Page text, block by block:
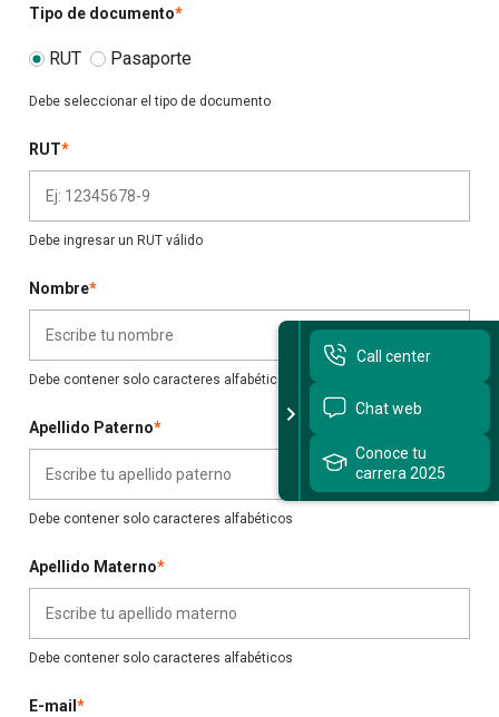
English Version
我们是谁
Intranet Docente
Egresados
Alumnos
Tipo de documento*
RUT Pasaporte
Debe seleccionar el tipo de documento
RUT*
Debe ingresar un RUT válido
Nombre*
Debe contener solo caracteres alfabéticos
Apellido Paterno*
Debe contener solo caracteres alfabéticos
Apellido Materno*
Debe contener solo caracteres alfabéticos
E-mail *
Call center
Chat web
Conoce tu
carrera 2025